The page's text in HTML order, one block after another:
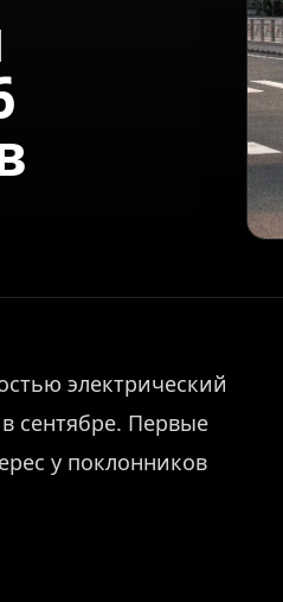
электрический
сентябре. Первые
у поклонников